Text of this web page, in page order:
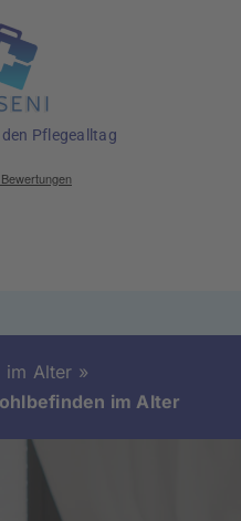
Pflegealltag
im Alter »
im Alter